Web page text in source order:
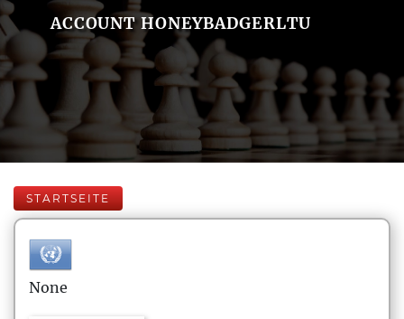
ACCOUNT HONEYBADGERLTU
STARTSEITE
None